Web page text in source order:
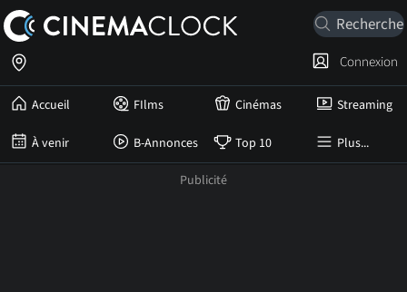
Accueil FIlms Cinémas Streaming
À venir B-Annonces Top 10 Plus...
Connexion